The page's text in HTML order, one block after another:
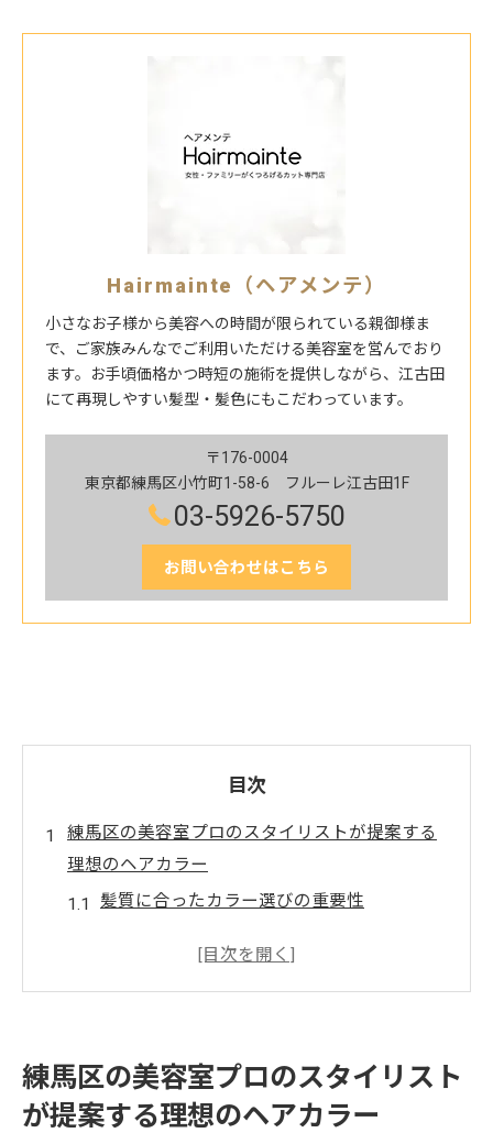
Hairmainte（ヘアメンテ）
小さなお子様から美容への時間が限られている親御様ま
で、ご家族みんなでご利用いただける美容室を営んでおり
ます。お手頃価格かつ時短の施術を提供しながら、江古田
にて再現しやすい髪型・髪色にもこだわっています。
〒176-0004
東京都練馬区小竹町1-58-6 フルーレ江古田1F
03-5926-5750
お問い合わせはこちら
目次
練馬区の美容室プロのスタイリストが提案する
理想のヘアカラー
髪質に合ったカラー選びの重要性
自宅でのカラーケアのポイント
美容室での事前カウンセリングが叶える安心の
練馬区の美容室プロのスタイリスト
が提案する理想のヘアカラー